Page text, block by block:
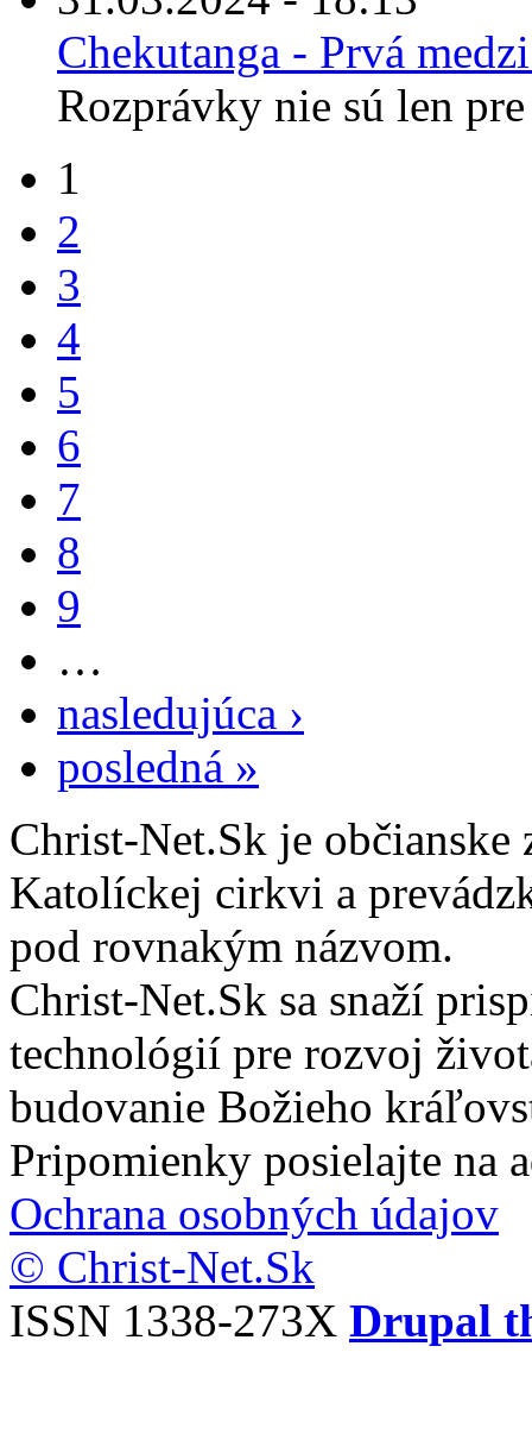
Chekutanga - Prvá
Rozprávky nie sú len
1
2
3
4
5
6
7
8
9
…
nasledujúca ›
posledná »
Christ-Net.Sk je
Katolíckej cirkvi a
pod rovnakým názvom.
Christ-Net.Sk sa snaží
technológií pre rozvoj
budovanie Božieho
Pripomienky posielajte na
Ochrana osobných údajov
© Christ-Net.Sk
ISSN 1338-273X Drupal